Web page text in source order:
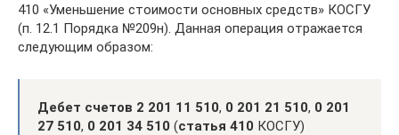
410 «Уменьшение стоимости основных средств» КОСГУ
(п. 12.1 Порядка №209н). Данная операция отражается
следующим образом:
Дебет счетов 2 201 11 510, 0 201 21 510, 0 201
27 510, 0 201 34 510 (статья 410 КОСГУ)